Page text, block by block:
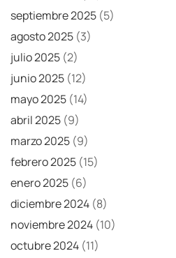
septiembre 2025 (5)
agosto 2025 (3)
julio 2025 (2)
junio 2025 (12)
mayo 2025 (14)
abril 2025 (9)
marzo 2025 (9)
febrero 2025 (15)
enero 2025 (6)
diciembre 2024 (8)
noviembre 2024 (10)
octubre 2024 (11)